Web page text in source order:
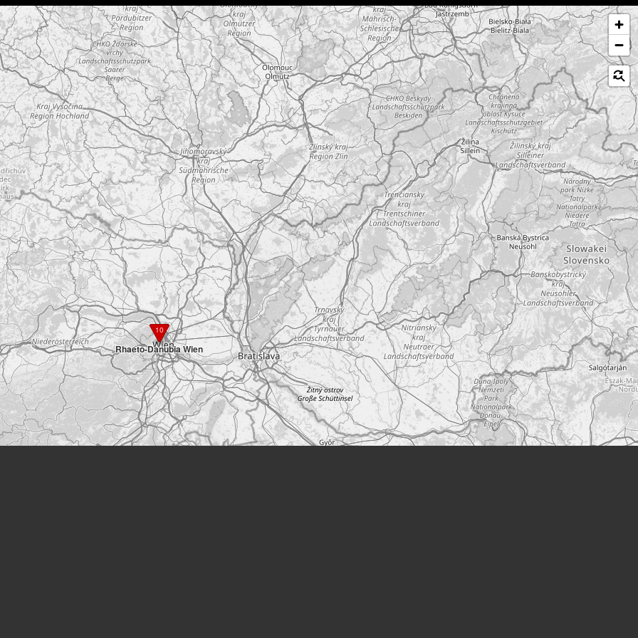
10
Rhaeto-Danubia Wien